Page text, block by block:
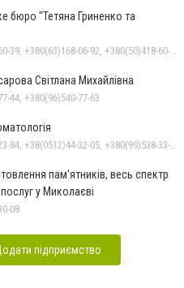
бюро "Тетяна Гриненко та
Світлана Михайлівна
44, +380(96)540-77-63
пам'ятників, весь спектр
у Миколаєві
08
підприємство